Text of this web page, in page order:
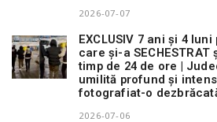
2026-07-07
EXCLUSIV 7 ani și 4
care și-a
timp de 24 de ore |
umilită profund și
fotografiat-o
2026-07-06